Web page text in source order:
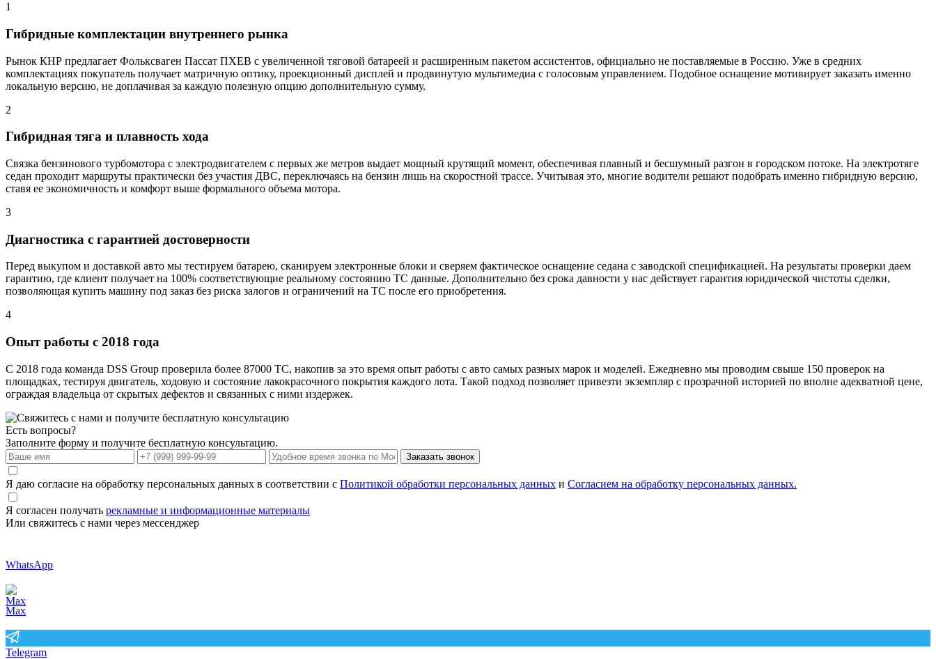
1
Гибридные комплектации внутреннего рынка
Рынок КНР предлагает Фольксваген Пассат ПХЕВ с увеличенной тяговой батареей и расширенным пакетом ассистентов, официально не поставляемые в Россию. Уже в средних
комплектациях покупатель получает матричную оптику, проекционный дисплей и продвинутую мультимедиа с голосовым управлением. Подобное оснащение мотивирует заказать именно
локальную версию, не доплачивая за каждую полезную опцию дополнительную сумму.
2
Гибридная тяга и плавность хода
Связка бензинового турбомотора с электродвигателем с первых же метров выдает мощный крутящий момент, обеспечивая плавный и бесшумный разгон в городском потоке. На электротяге
седан проходит маршруты практически без участия ДВС, переключаясь на бензин лишь на скоростной трассе. Учитывая это, многие водители решают подобрать именно гибридную версию,
ставя ее экономичность и комфорт выше формального объема мотора.
3
Диагностика с гарантией достоверности
Перед выкупом и доставкой авто мы тестируем батарею, сканируем электронные блоки и сверяем фактическое оснащение седана с заводской спецификацией. На результаты проверки даем
гарантию, где клиент получает на 100% соответствующие реальному состоянию ТС данные. Дополнительно без срока давности у нас действует гарантия юридической чистоты сделки,
позволяющая купить машину под заказ без риска залогов и ограничений на ТС после его приобретения.
4
Опыт работы с 2018 года
С 2018 года команда DSS Group проверила более 87000 ТС, накопив за это время опыт работы с авто самых разных марок и моделей. Ежедневно мы проводим свыше 150 проверок на
площадках, тестируя двигатель, ходовую и состояние лакокрасочного покрытия каждого лота. Такой подход позволяет привезти экземпляр с прозрачной историей по вполне адекватной цене,
ограждая владельца от скрытых дефектов и связанных с ними издержек.
Есть вопросы?
Заполните форму и получите бесплатную консультацию.
Заказать звонок
Я даю согласие на обработку персональных данных в соответствии с Политикой обработки персональных данных и Согласием на обработку персональных данных.
Я согласен получать рекламные и информационные материалы
Или свяжитесь с нами через мессенджер
WhatsApp
Max
Telegram